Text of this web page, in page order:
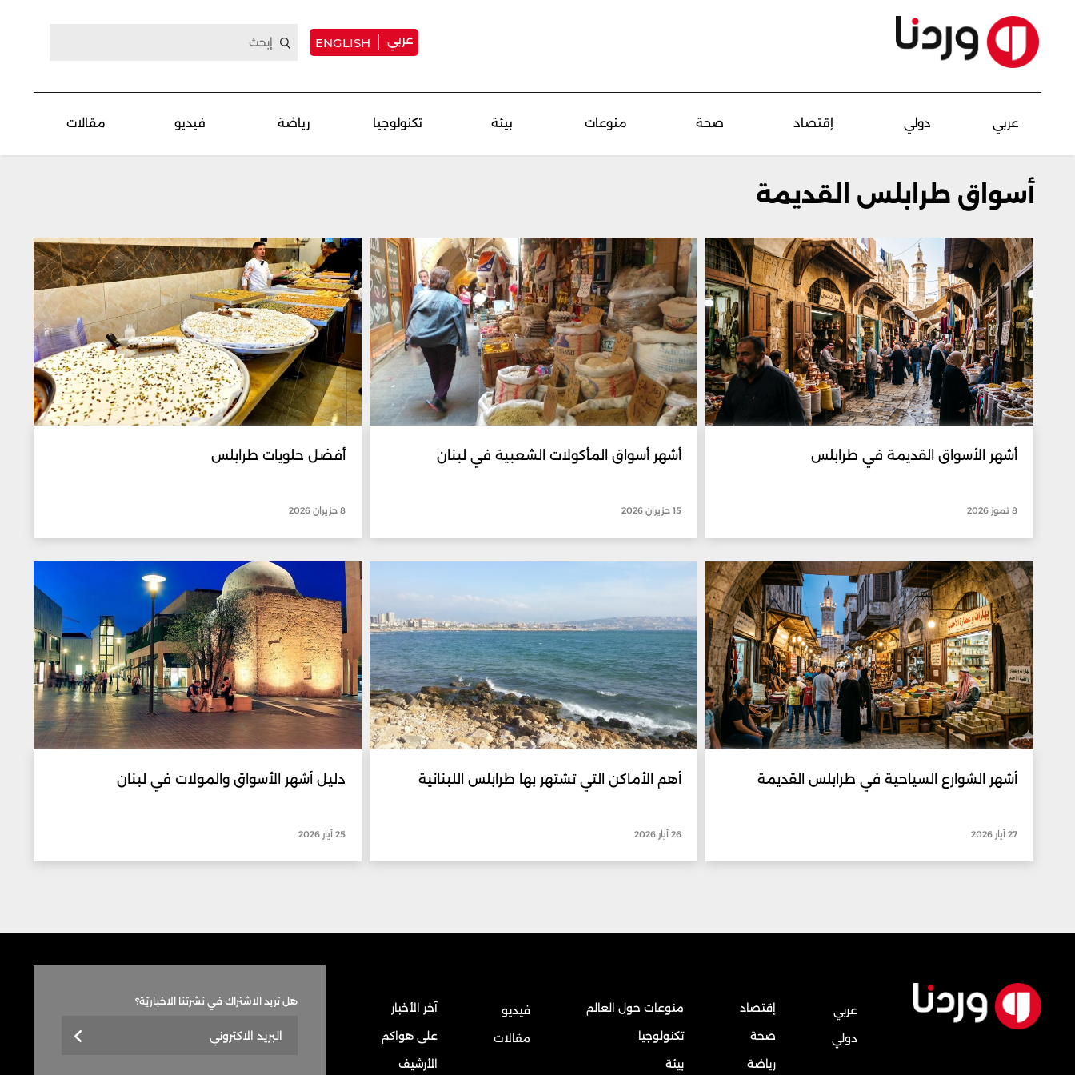
عربي ENGLISH
عربي دولي إقتصاد صحة منوعات بيئة تكنولوجيا رياضة فيديو مقالات
أسواق طرابلس القديمة
أشهر الأسواق القديمة في طرابلس
8 تموز 2026
أشهر أسواق المأكولات الشعبية في لبنان
15 حزيران 2026
أفضل حلويات طرابلس
8 حزيران 2026
أشهر الشوارع السياحية في طرابلس القديمة
27 أيار 2026
أهم الأماكن التي تشتهر بها طرابلس اللبنانية
26 أيار 2026
دليل أشهر الأسواق والمولات في لبنان
25 أيار 2026
عربي
دولي
إقتصاد
صحة
رياضة
منوعات حول العالم
تكنولوجيا
بيئة
فيديو
مقالات
آخر الأخبار
على هواكم
الأرشيف
هل تريد الاشتراك في نشرتنا الاخباريّة؟